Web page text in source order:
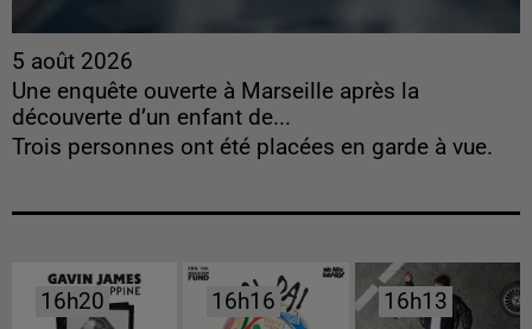
5 août 2026
Une enquête ouverte à Marseille après la
découverte d’un enfant de...
Trois personnes ont été placées en garde à vue.
16h20
16h20 16h16
16h16 16h13
16h13